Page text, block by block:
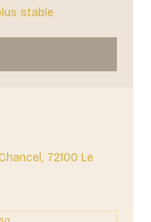
stable
72100 Le